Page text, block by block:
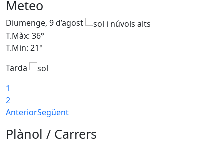
Meteo
Diumenge, 9 d’agost
T.Màx: 36°
T.Min: 21°
Tarda
1
2
AnteriorSegüent
Plànol / Carrers